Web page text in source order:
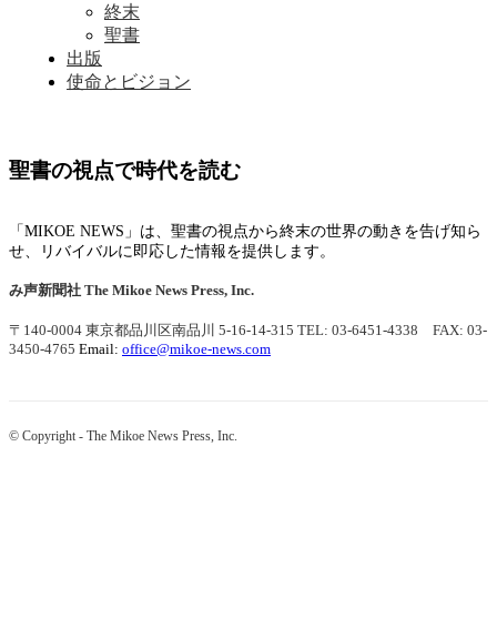
終末
聖書
出版
使命とビジョン
聖書の視点で時代を読む
「MIKOE NEWS」は、聖書の視点から終末の世界の動きを告げ知ら
せ、リバイバルに即応した情報を提供します。
み声新聞社 The Mikoe News Press, Inc.
〒140-0004 東京都品川区南品川 5-16-14-315 TEL: 03-6451-4338 FAX: 03-
3450-4765 Email: office@mikoe-news.com
© Copyright - The Mikoe News Press, Inc.